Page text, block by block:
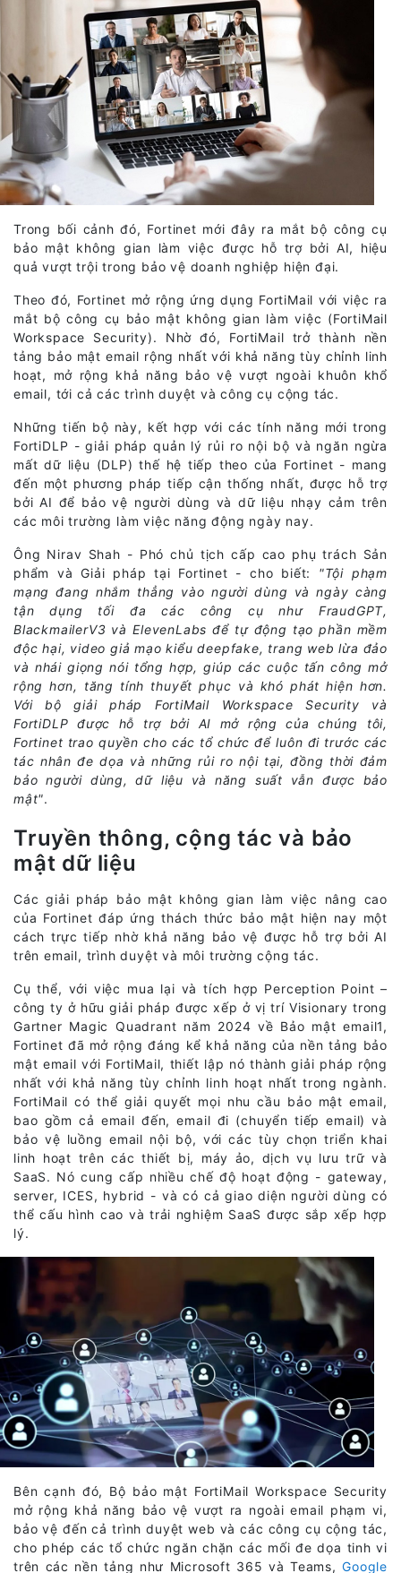
Trong bối cảnh đó, Fortinet mới đây ra mắt bộ công cụ
bảo mật không gian làm việc được hỗ trợ bởi AI, hiệu
quả vượt trội trong bảo vệ doanh nghiệp hiện đại.
Theo đó, Fortinet mở rộng ứng dụng FortiMail với việc ra
mắt bộ công cụ bảo mật không gian làm việc (FortiMail
Workspace Security). Nhờ đó, FortiMail trở thành nền
tảng bảo mật email rộng nhất với khả năng tùy chỉnh linh
hoạt, mở rộng khả năng bảo vệ vượt ngoài khuôn khổ
email, tới cả các trình duyệt và công cụ cộng tác.
Những tiến bộ này, kết hợp với các tính năng mới trong
FortiDLP - giải pháp quản lý rủi ro nội bộ và ngăn ngừa
mất dữ liệu (DLP) thế hệ tiếp theo của Fortinet - mang
đến một phương pháp tiếp cận thống nhất, được hỗ trợ
bởi AI để bảo vệ người dùng và dữ liệu nhạy cảm trên
các môi trường làm việc năng động ngày nay.
Ông Nirav Shah - Phó chủ tịch cấp cao phụ trách Sản
phẩm và Giải pháp tại Fortinet - cho biết: "Tội phạm
mạng đang nhắm thẳng vào người dùng và ngày càng
tận dụng tối đa các công cụ như FraudGPT,
BlackmailerV3 và ElevenLabs để tự động tạo phần mềm
độc hại, video giả mạo kiểu deepfake, trang web lừa đảo
và nhái giọng nói tổng hợp, giúp các cuộc tấn công mở
rộng hơn, tăng tính thuyết phục và khó phát hiện hơn.
Với bộ giải pháp FortiMail Workspace Security và
FortiDLP được hỗ trợ bởi AI mở rộng của chúng tôi,
Fortinet trao quyền cho các tổ chức để luôn đi trước các
tác nhân đe dọa và những rủi ro nội tại, đồng thời đảm
bảo người dùng, dữ liệu và năng suất vẫn được bảo
mật".
Truyền thông, cộng tác và bảo
mật dữ liệu
Các giải pháp bảo mật không gian làm việc nâng cao
của Fortinet đáp ứng thách thức bảo mật hiện nay một
cách trực tiếp nhờ khả năng bảo vệ được hỗ trợ bởi AI
trên email, trình duyệt và môi trường cộng tác.
Cụ thể, với việc mua lại và tích hợp Perception Point –
công ty ở hữu giải pháp được xếp ở vị trí Visionary trong
Gartner Magic Quadrant năm 2024 về Bảo mật email1,
Fortinet đã mở rộng đáng kể khả năng của nền tảng bảo
mật email với FortiMail, thiết lập nó thành giải pháp rộng
nhất với khả năng tùy chỉnh linh hoạt nhất trong ngành.
FortiMail có thể giải quyết mọi nhu cầu bảo mật email,
bao gồm cả email đến, email đi (chuyển tiếp email) và
bảo vệ luồng email nội bộ, với các tùy chọn triển khai
linh hoạt trên các thiết bị, máy ảo, dịch vụ lưu trữ và
SaaS. Nó cung cấp nhiều chế độ hoạt động - gateway,
server, ICES, hybrid - và có cả giao diện người dùng có
thể cấu hình cao và trải nghiệm SaaS được sắp xếp hợp
lý.
Bên cạnh đó, Bộ bảo mật FortiMail Workspace Security
mở rộng khả năng bảo vệ vượt ra ngoài email phạm vi,
bảo vệ đến cả trình duyệt web và các công cụ cộng tác,
cho phép các tổ chức ngăn chặn các mối đe dọa tinh vi
trên các nền tảng như Microsoft 365 và Teams,Google